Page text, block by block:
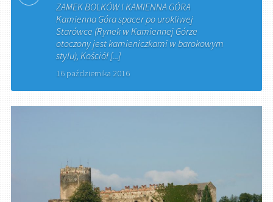
ZAMEK BOLKÓW I KAMIENNA GÓRA
Kamienna Góra spacer po urokliwej
Starówce (Rynek w Kamiennej Górze
otoczony jest kamieniczkami w barokowym
stylu), Kościół [...]
16 października 2016